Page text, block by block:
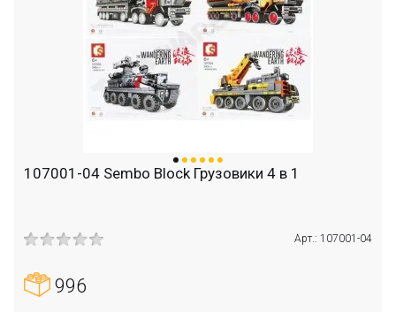
107001-04 Sembo Block Грузовики 4 в 1
Арт.: 107001-04
996